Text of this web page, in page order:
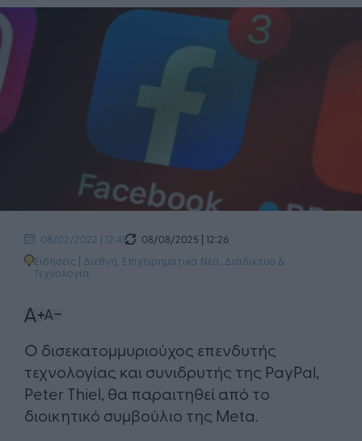
08/02/2022 | 12:41
08/08/2025 | 12:26
Ειδήσεις | Διεθνή Επιχειρηματικά Νέα Διαδίκτυο &
Τεχνολογία
​Ο δισεκατομμυριούχος επενδυτής
τεχνολογίας και συνιδρυτής της PayPal,
Peter Thiel, θα παραιτηθεί από το
διοικητικό συμβούλιο της Meta.